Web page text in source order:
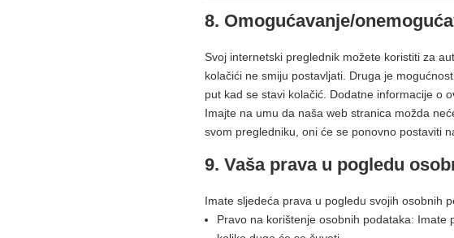
8. Omogućavanje/
Svoj internetski preglednik možete koristiti za
kolačići ne smiju postavljati. Druga je
put kad se stavi kolačić. Dodatne informacije o
Imajte na umu da naša web stranica možda
svom pregledniku, oni će se ponovno postaviti
9. Vaša prava u pogledu
Imate sljedeća prava u pogledu svojih osobnih
Pravo na korištenje osobnih podataka: